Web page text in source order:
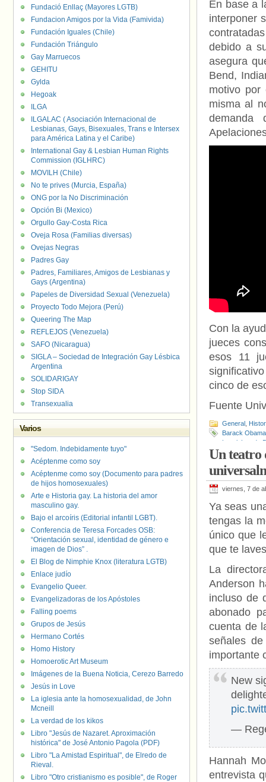
En base a
interponer
debido a
asegura
Bend,
motivo por
misma al
demanda
Con la
jueces
esos 11
cinco de
Fuente
General
Barack Obama
Legal Ley de
Un teatro
viernes, 7 de
Ya seas
tengas la
único que
que te
La
Anderson
incluso de
abonado
cuenta de
señales
importante
New
—
Hannah
entrevista
Fundació Enllaç (Mayores LGTB)
Fundacion Amigos por la Vida (Famivida)
Fundación Iguales (Chile)
Fundación Triángulo
Gay Marruecos
GEHITU
Gylda
Hegoak
ILGA
ILGALAC ( Asociación Internacional de
Lesbianas, Gays, Bisexuales, Trans e Intersex
para América Latina y el Caribe)
International Gay & Lesbian Human Rights
Commission (IGLHRC)
MOVILH (Chile)
No te prives (Murcia, España)
ONG por la No Discriminación
Opción Bi (Mexico)
Orgullo Gay-Costa Rica
Oveja Rosa (Familias diversas)
Ovejas Negras
Padres Gay
Padres, Familiares, Amigos de Lesbianas y
Gays (Argentina)
Papeles de Diversidad Sexual (Venezuela)
Proyecto Todo Mejora (Perú)
Queering The Map
REFLEJOS (Venezuela)
SAFO (Nicaragua)
SIGLA – Sociedad de Integración Gay Lésbica
Argentina
SOLIDARIGAY
Stop SIDA
Transexualia
Varios
"Sedom. Indebidamente tuyo"
Acéptenme como soy
Acéptenme como soy (Documento para padres
de hijos homosexuales)
Arte e Historia gay. La historia del amor
masculino gay.
Bajo el arcoíris (Editorial infantil LGBT).
Conferencia de Teresa Forcades OSB:
“Orientación sexual, identidad de género e
imagen de Dios” .
El Blog de Nimphie Knox (literatura LGTB)
Enlace judío
Evangelio Queer.
Evangelizadoras de los Apóstoles
Falling poems
Grupos de Jesús
Hermano Cortés
Homo History
Homoerotic Art Museum
Imágenes de la Buena Noticia, Cerezo Barredo
Jesús in Love
La iglesia ante la homosexualidad, de John
Mcneill
La verdad de los kikos
Libro "Jesús de Nazaret. Aproximación
histórica" de José Antonio Pagola (PDF)
Libro "La Amistad Espiritual", de Elredo de
Rieval.
Libro "Otro cristianismo es posible", de Roger